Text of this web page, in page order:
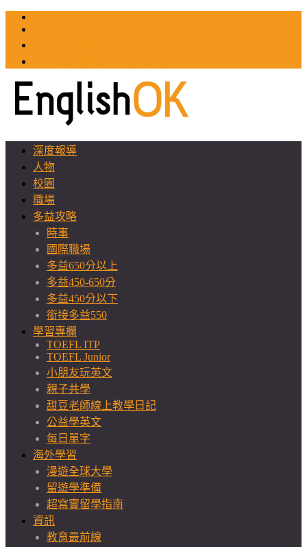
深度報導
人物
校園
職場
多益攻略
時事
國際職場
多益650分以上
多益450-650分
多益450分以下
銜接多益550
學習專欄
TOEFL ITP
TOEFL Junior
小朋友玩英文
親子共學
甜豆老師線上教學日記
公益學英文
每日單字
海外學習
漫遊全球大學
留遊學準備
超寫實留學指南
資訊
教育最前線